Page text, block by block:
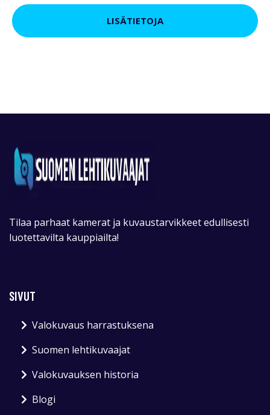
LISÄTIETOJA
Tilaa parhaat kamerat ja kuvaustarvikkeet edullisesti
luotettavilta kauppiailta!
SIVUT
Valokuvaus harrastuksena
Suomen lehtikuvaajat
Valokuvauksen historia
Blogi